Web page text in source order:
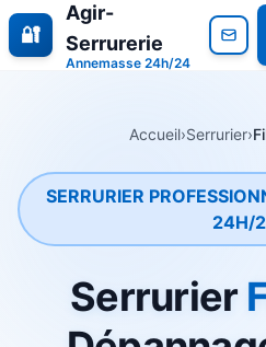
🔐
Agir-
Serrurerie
Annemasse 24h/24
Accueil›Serrurier›
SERRURIER
24H/
Serrurier